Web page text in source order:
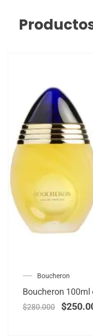
Boucheron
Boucheron 100ml
$280.000 $